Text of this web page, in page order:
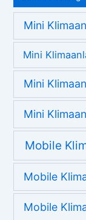
Beste
Computer
eigene
Escape Games
Gicht
iPhone 6